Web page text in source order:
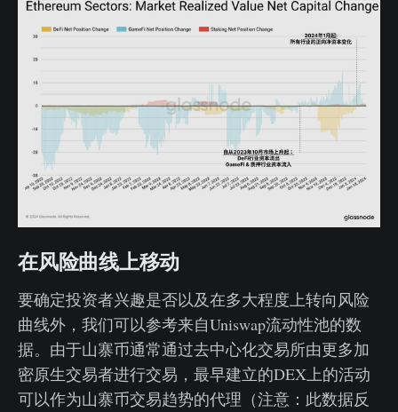
在风险曲线上移动
要确定投资者兴趣是否以及在多大程度上转向风险
曲线外，我们可以参考来自Uniswap流动性池的数
据。由于山寨币通常通过去中心化交易所由更多加
密原生交易者进行交易，最早建立的DEX上的活动
可以作为山寨币交易趋势的代理（注意：此数据反